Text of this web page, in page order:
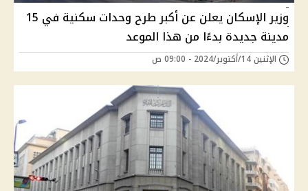
وزير الإسكان يعلن عن أكبر طرح وحدات سكنية في 15
مدينة جديدة بدءًا من هذا الموعد
الإثنين 14/أكتوبر/2024 - 09:00 ص